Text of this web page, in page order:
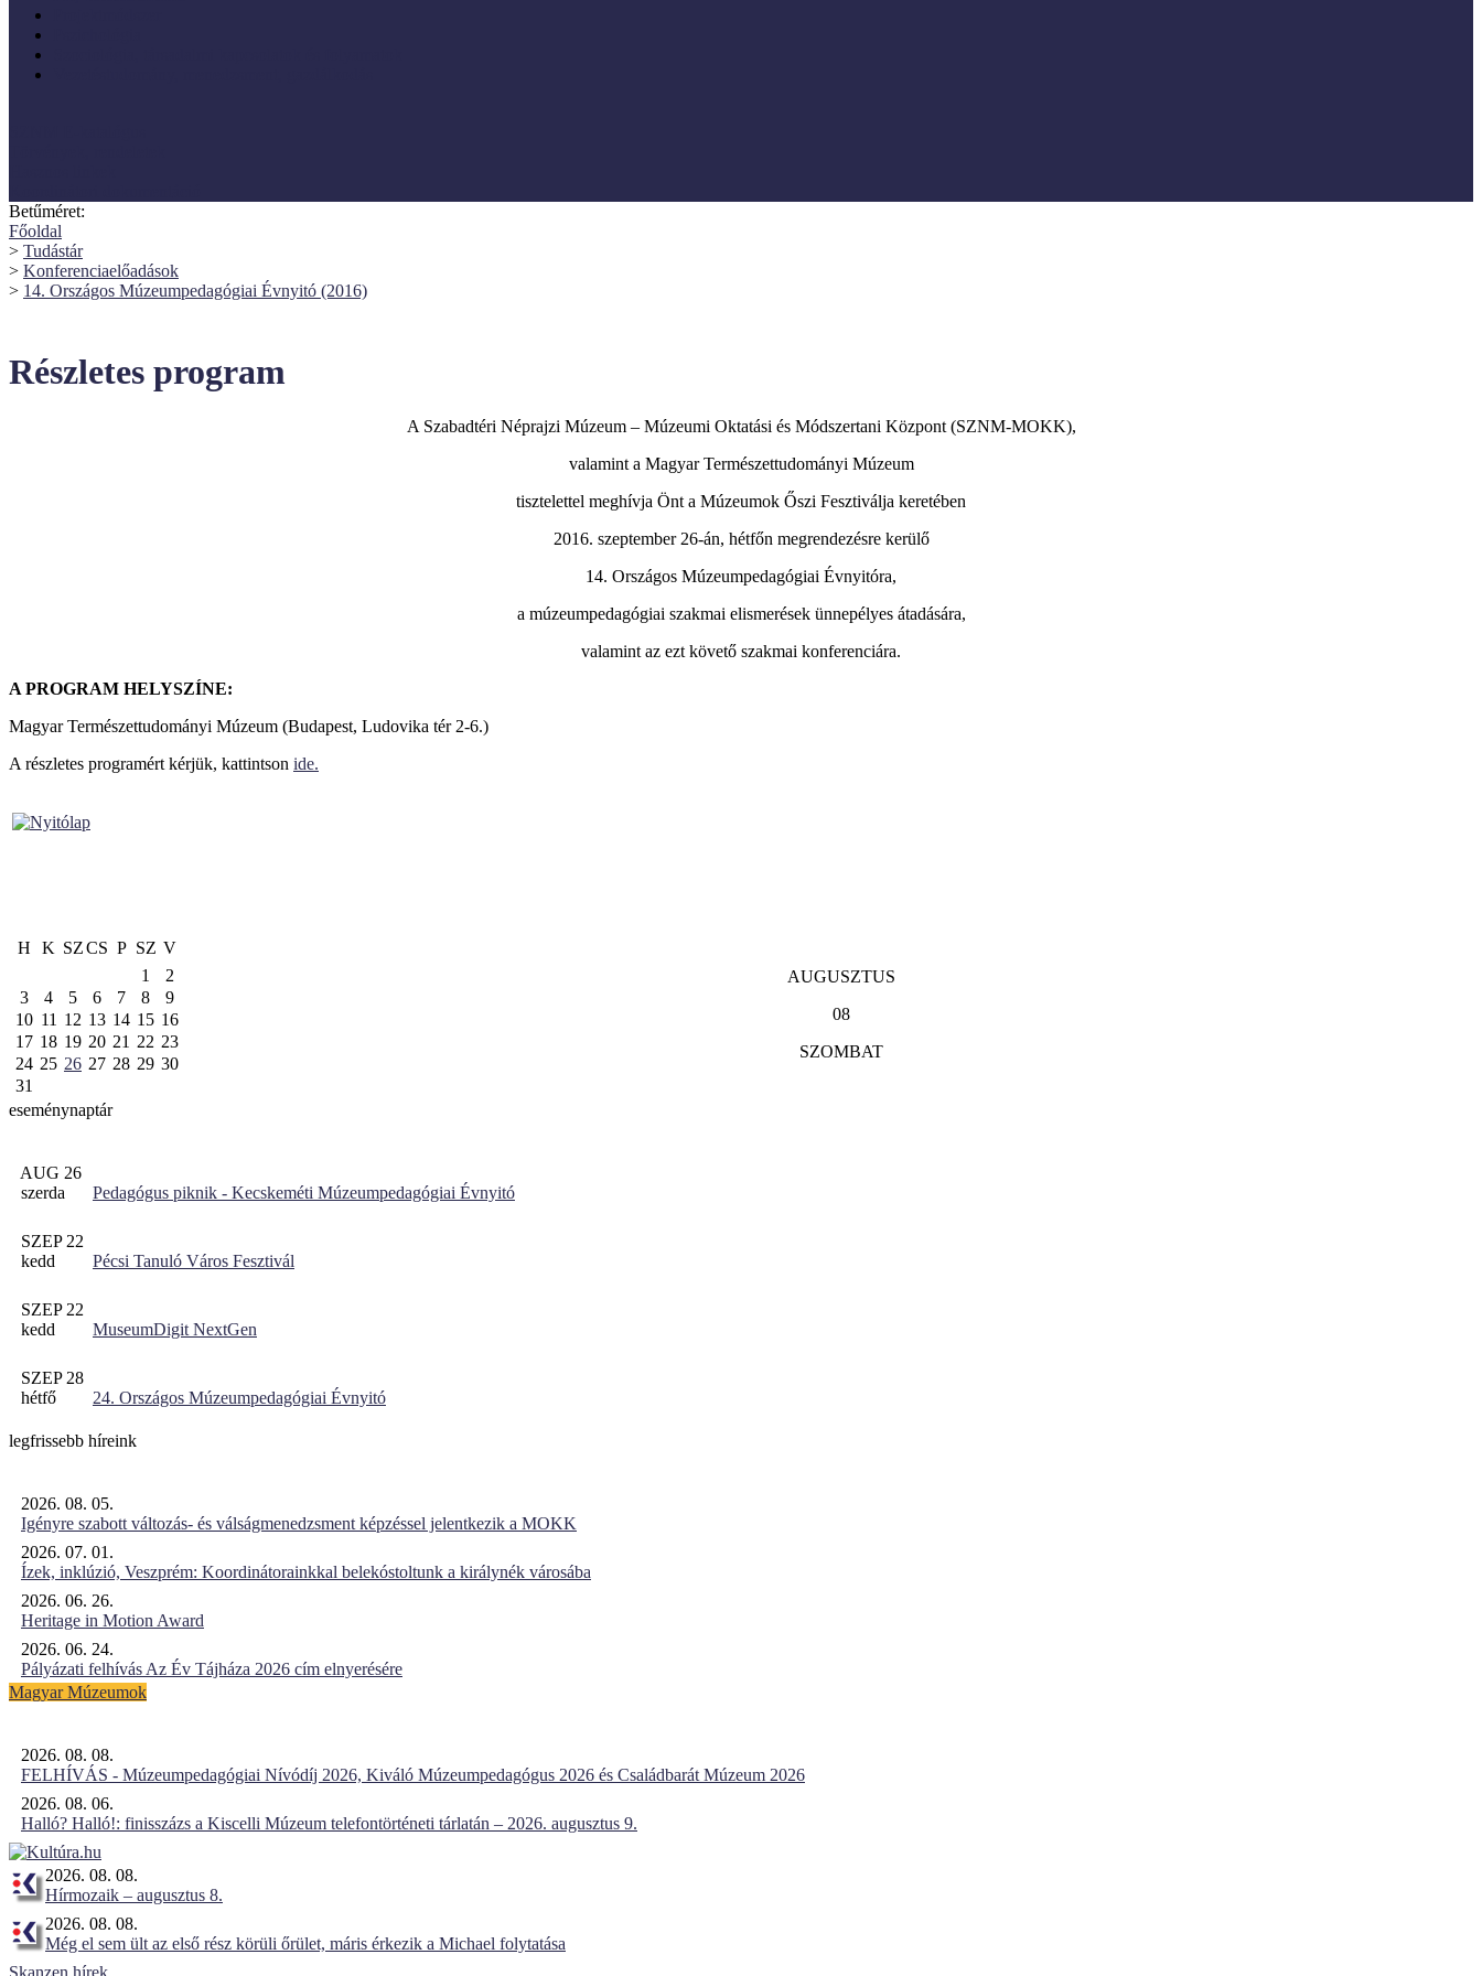
Betűméret:
Főoldal
> Tudástár
> Konferenciaelőadások
> 14. Országos Múzeumpedagógiai Évnyitó (2016)
Részletes program
A Szabadtéri Néprajzi Múzeum – Múzeumi Oktatási és Módszertani Központ (SZNM-MOKK),
valamint a Magyar Természettudományi Múzeum
tisztelettel meghívja Önt a Múzeumok Őszi Fesztiválja keretében
2016. szeptember 26-án, hétfőn megrendezésre kerülő
14. Országos Múzeumpedagógiai Évnyitóra,
a múzeumpedagógiai szakmai elismerések ünnepélyes átadására,
valamint az ezt követő szakmai konferenciára.
A PROGRAM HELYSZÍNE:
Magyar Természettudományi Múzeum (Budapest, Ludovika tér 2-6.)
A részletes programért kérjük, kattintson ide.
H K SZCS P SZ V
1
2
3
4 5 6 7 8
9
10 11 12 13 14 15 16
17 18 19 20 21 22 23
24 25 26 27 28 29 30
31
AUGUSZTUS
08
SZOMBAT
eseménynaptár
AUG 26
szerda
Pedagógus piknik - Kecskeméti Múzeumpedagógiai Évnyitó
SZEP 22
kedd
Pécsi Tanuló Város Fesztivál
SZEP 22
kedd
MuseumDigit NextGen
SZEP 28
hétfő
24. Országos Múzeumpedagógiai Évnyitó
legfrissebb híreink
2026. 08. 05.
Igényre szabott változás- és válságmenedzsment képzéssel jelentkezik a MOKK
2026. 07. 01.
Ízek, inklúzió, Veszprém: Koordinátorainkkal belekóstoltunk a királynék városába
2026. 06. 26.
Heritage in Motion Award
2026. 06. 24.
Pályázati felhívás Az Év Tájháza 2026 cím elnyerésére
Magyar Múzeumok
2026. 08. 08.
FELHÍVÁS - Múzeumpedagógiai Nívódíj 2026, Kiváló Múzeumpedagógus 2026 és Családbarát Múzeum 2026
2026. 08. 06.
Halló? Halló!: finisszázs a Kiscelli Múzeum telefontörténeti tárlatán – 2026. augusztus 9.
2026. 08. 08.
Hírmozaik – augusztus 8.
2026. 08. 08.
Még el sem ült az első rész körüli őrület, máris érkezik a Michael folytatása
Skanzen hírek